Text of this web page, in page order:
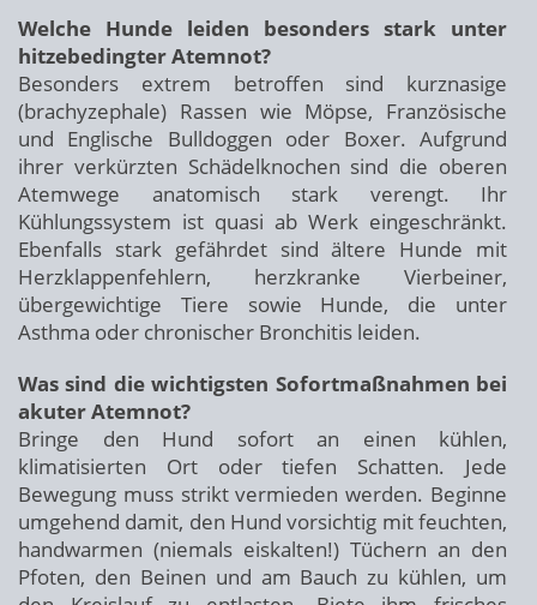
Welche Hunde leiden besonders stark unter
hitzebedingter Atemnot?
Besonders extrem betroffen sind kurznasige
(brachyzephale) Rassen wie Möpse, Französische
und Englische Bulldoggen oder Boxer. Aufgrund
ihrer verkürzten Schädelknochen sind die oberen
Atemwege anatomisch stark verengt. Ihr
Kühlungssystem ist quasi ab Werk eingeschränkt.
Ebenfalls stark gefährdet sind ältere Hunde mit
Herzklappenfehlern, herzkranke Vierbeiner,
übergewichtige Tiere sowie Hunde, die unter
Asthma oder chronischer Bronchitis leiden.
Was sind die wichtigsten Sofortmaßnahmen bei
akuter Atemnot?
Bringe den Hund sofort an einen kühlen,
klimatisierten Ort oder tiefen Schatten. Jede
Bewegung muss strikt vermieden werden. Beginne
umgehend damit, den Hund vorsichtig mit feuchten,
handwarmen (niemals eiskalten!) Tüchern an den
Pfoten, den Beinen und am Bauch zu kühlen, um